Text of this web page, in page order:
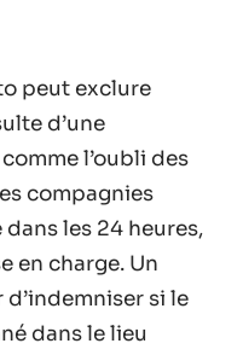
peut exclure
d’une
l’oubli des
compagnies
les 24 heures,
en charge. Un
si le
dans le lieu